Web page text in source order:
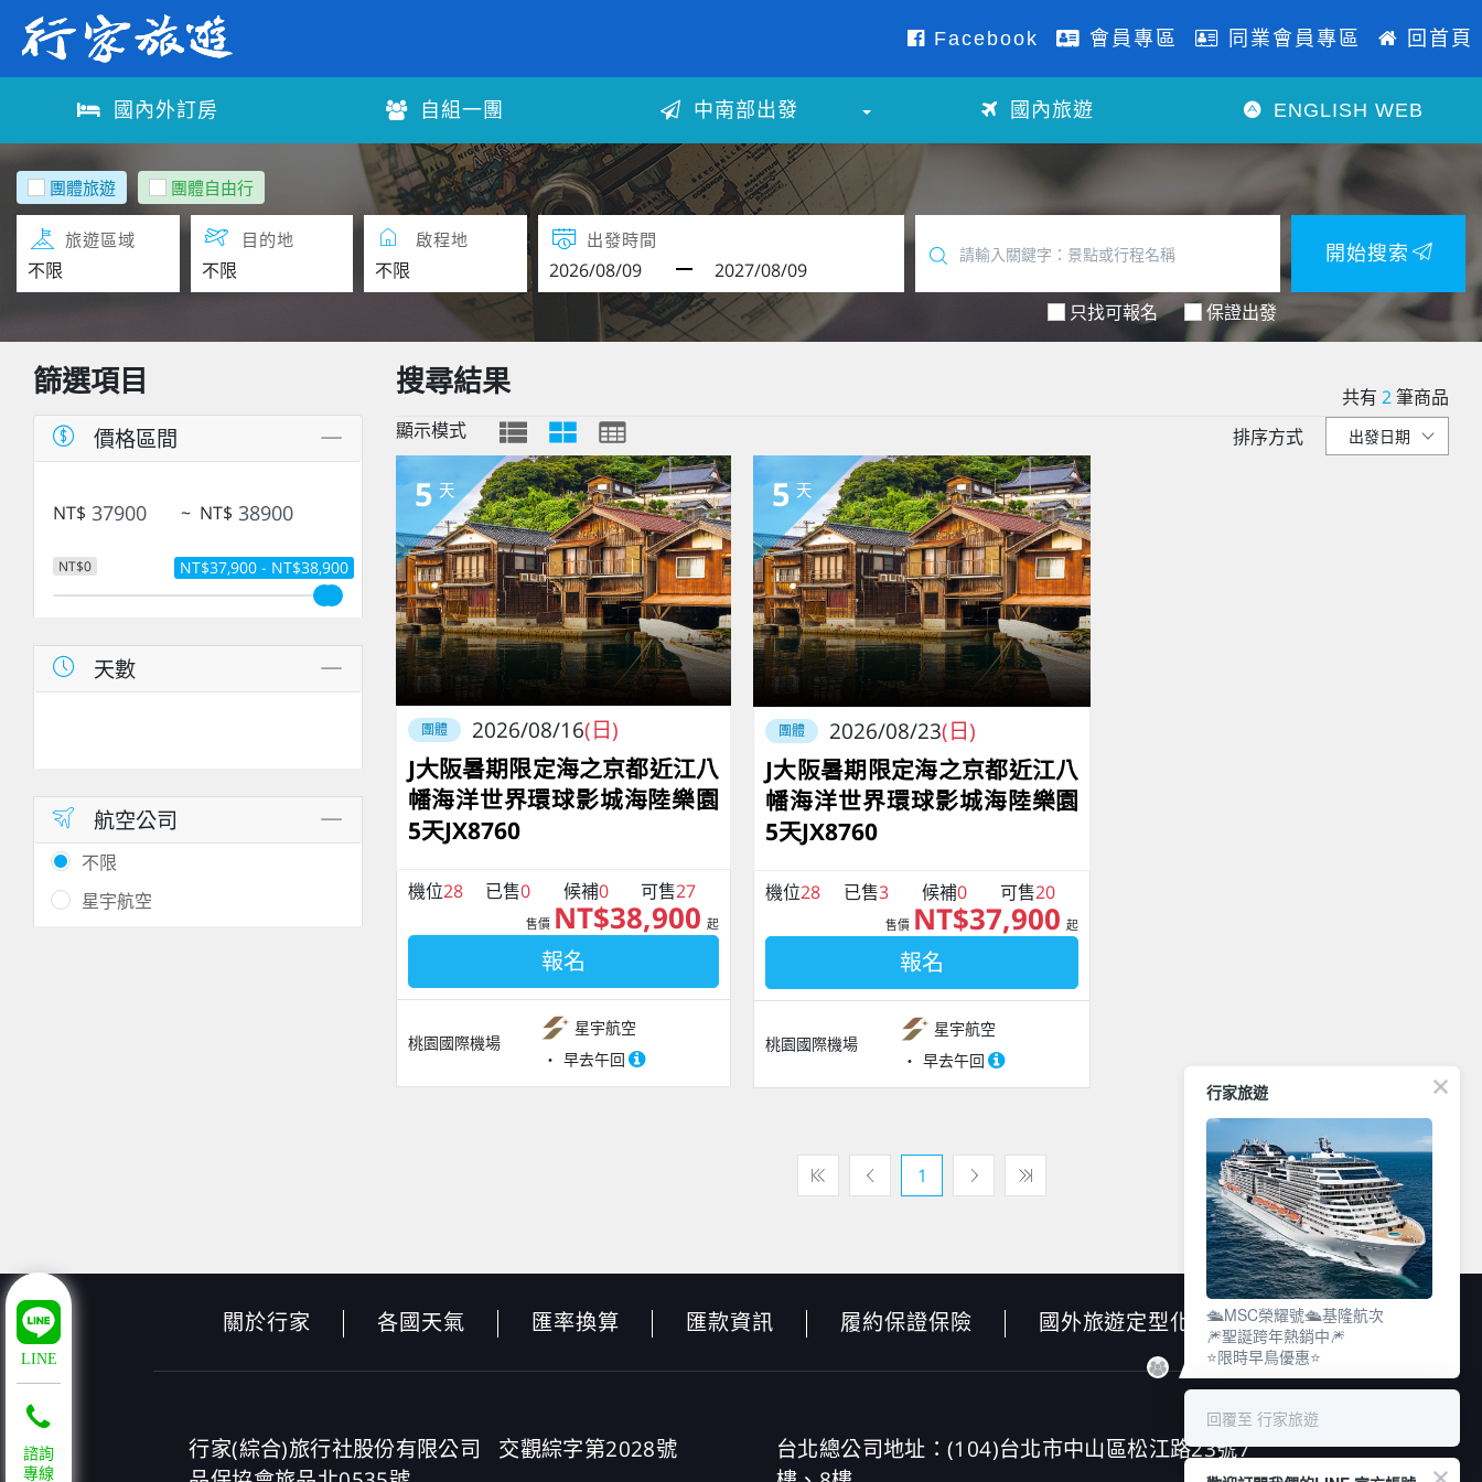
Facebook 會員專區 同業會員專區 回首頁
國內外訂房 自組一團 中南部出發 國內旅遊 ENGLISH WEB
團體旅遊 團體自由行
旅遊區域 目的地 啟程地 出發時間
只找可報名 保證出發
開始搜索
篩選項目
價格區間
NT$ ~ NT$
NT$0 NT$37,900 - NT$38,900
天數
航空公司
不限
星宇航空
搜尋結果 共有 2筆商品
顯示模式
排序方式
5 天
團體 2026/08/16(日)
J大阪暑期限定海之京都近江八
幡海洋世界環球影城海陸樂園
5天JX8760
機位28 已售0 候補0 可售27
售價 NT$38,900 起
報名
桃園國際機場
星宇航空
早去午回
5 天
團體 2026/08/23(日)
J大阪暑期限定海之京都近江八
幡海洋世界環球影城海陸樂園
5天JX8760
機位28 已售3 候補0 可售20
售價 NT$37,900 起
報名
桃園國際機場
星宇航空
早去午回
1
關於行家 各國天氣 匯率換算 匯款資訊 履約保證保險 國外旅遊定型化契約書
行家(綜合)旅行社股份有限公司
交觀綜字第2028號
台北總公司地址：(104)台北市中山區松江路23號7
LINE
諮詢
專線
行家旅遊
🛳️MSC榮耀號🛳️基隆航次
🎆聖誕跨年熱銷中🎆
⭐限時早鳥優惠⭐
回覆至 行家旅遊